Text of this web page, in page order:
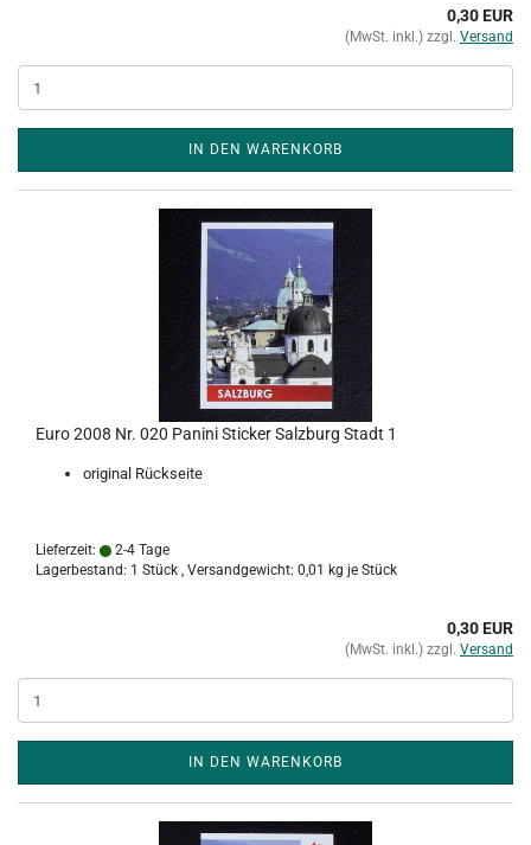
0,30 EUR
(MwSt. inkl.) zzgl. Versand
IN DEN WARENKORB
Euro 2008 Nr. 020 Panini Sticker Salzburg Stadt 1
original Rückseite
Lieferzeit:
2-4 Tage
Lagerbestand: 1 Stück , Versandgewicht: 0,01 kg je Stück
0,30 EUR
(MwSt. inkl.) zzgl. Versand
IN DEN WARENKORB